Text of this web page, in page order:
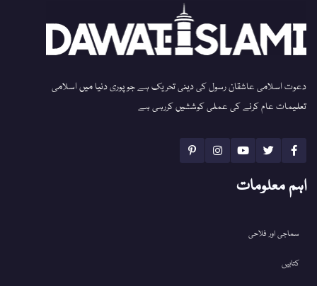
دعوت اسلامی عاشقان رسول کی دینی تحریک ہے جو پوری دنیا میں اسلامی
تعلیمات عام کرنے کی عملی کوششیں کررہی ہے
اہم معلومات
سماجی اور فلاحی
کتابیں